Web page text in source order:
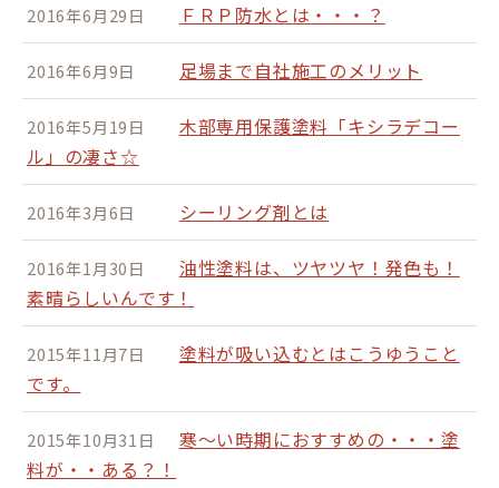
2016年6月29日 ＦＲＰ防水とは・・・？
2016年6月9日 足場まで自社施工のメリット
2016年5月19日
木部専用保護塗料「キシラデコー
ル」の凄さ☆
2016年3月6日 シーリング剤とは
2016年1月30日
油性塗料は、ツヤツヤ！発色も！
素晴らしいんです！
2015年11月7日
塗料が吸い込むとはこうゆうこと
です。
2015年10月31日
寒～い時期におすすめの・・・塗
料が・・ある？！